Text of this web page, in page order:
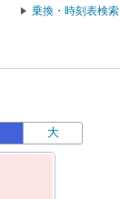
乗換・時刻表検索
大